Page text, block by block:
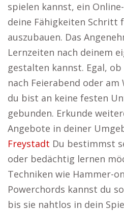
spielen kannst, ein
deine Fähigkeiten Schritt
auszubauen. Das
Lernzeiten nach deinem
gestalten kannst. Egal,
nach Feierabend oder am
du bist an keine festen
gebunden. Erkunde
Angebote in deiner
Freystadt Du bestimmst
oder bedächtig lernen
Techniken wie Hammer-
Powerchords kannst du
bis sie nahtlos in dein